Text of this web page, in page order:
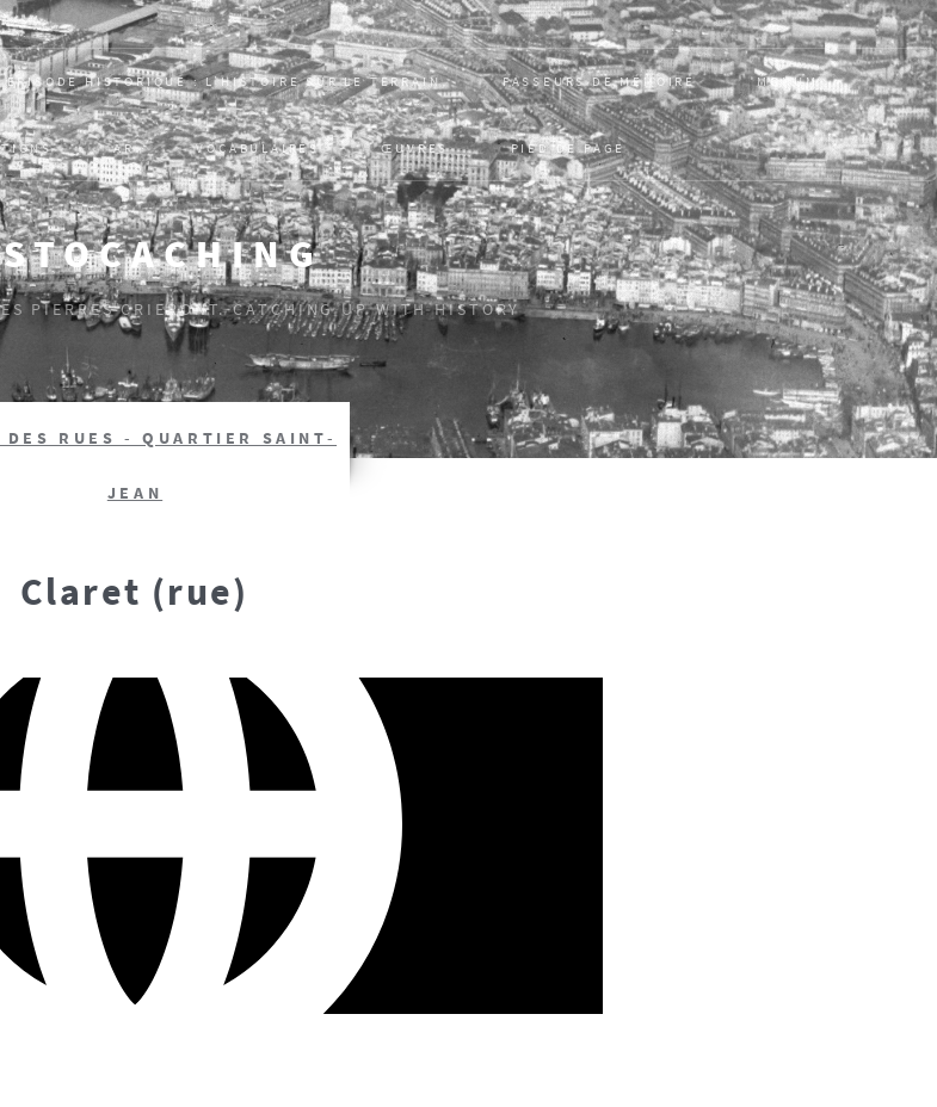
PIERRES CRIERONT. CATCHING UP WITH HISTORY
ÉPISODE HISTORIQUE : L’HISTOIRE SUR LE TERRAIN PASSEURS DE MÉMOIRE MONUM
AR VOCABULAIRES ŒUVRES PIED DE PAGE
DES RUES - QUARTIER SAINT-
JEAN
Claret (rue)